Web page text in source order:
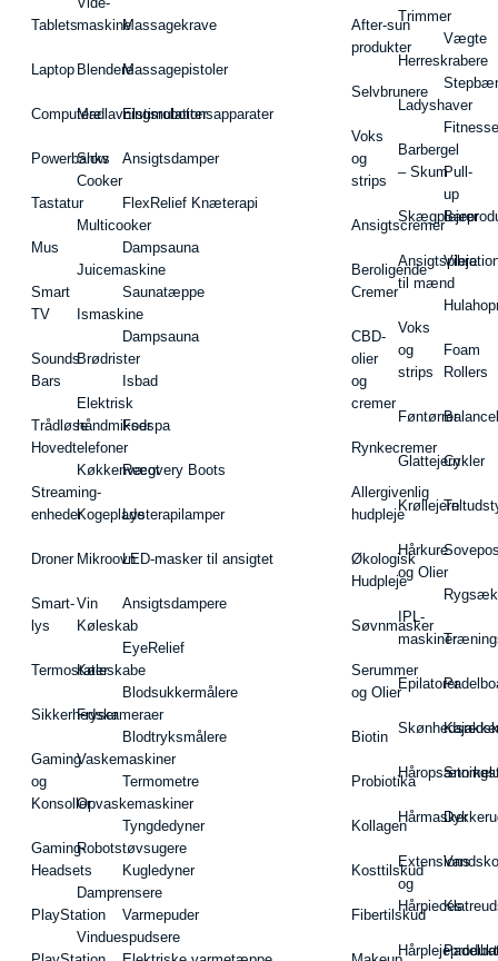
Tablets
Laptop
Computere
Powerbanks
Tastatur
Mus
Smart
TV
Sounds
Bars
Trådløse
Hovedtelefoner
Streaming-
enheder
Droner
Smart-
lys
Termostater
Sikkerhedskameraer
Gaming
og
Konsoller
Gaming-
Headsets
PlayStation
maskine
Blendere
Madlavningsrobotter
Slow
Cooker
Multicooker
Juicemaskine
Ismaskine
Brødrister
Elektrisk
håndmikser
Køkkenvægt
Kogeplade
Mikroovn
Vin
Køleskab
Køleskabe
Fryser
Vaskemaskiner
Opvaskemaskiner
Robotstøvsugere
Damprensere
Vinduespudsere
Massagekrave
Massagepistoler
Elstimulationsapparater
Ansigtsdamper
FlexRelief Knæterapi
Dampsauna
Saunatæppe
Dampsauna
Isbad
Fodspa
Recovery Boots
Lysterapilamper
LED-masker til ansigtet
Ansigtsdampere
EyeRelief
Blodsukkermålere
Blodtryksmålere
Termometre
Tyngdedyner
Kugledyner
Varmepuder
After-sun
produkter
Selvbrunere
Voks
og
strips
Ansigtscremer
Beroligende
Cremer
CBD-
olier
og
cremer
Rynkecremer
Allergivenlig
hudpleje
Økologisk
Hudpleje
Søvnmasker
Serummer
og Olier
Biotin
Probiotika
Kollagen
Kosttilskud
Fibertilskud
Trimmer
Herreskrabere
Ladyshaver
Barbergel
– Skum
Ansigtspleje
til mænd
Voks
og
strips
Føntørrer
Glattejern
Krøllejern
Hårkure
og Olier
IPL-
maskiner
Epilatorer
Hårmasker
Extensions
og
Hårpieces
Vægte
Pull-
up
Barer
Foam
Rollers
Cykler
Vandsko